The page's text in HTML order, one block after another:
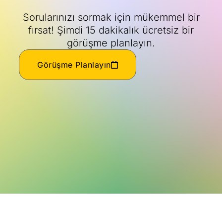
Sorularınızı sormak için mükemmel bir
fırsat! Şimdi 15 dakikalık ücretsiz bir
görüşme planlayın.
Görüşme Planlayın